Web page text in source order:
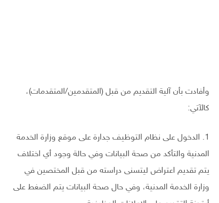
وأفادت بأن آلية التقديم من قبل (المتقدمين/المتقدمات)،
كالآتي:
1. الدخول على نظام التوظيف جدارة على موقع وزارة الخدمة
المدنية والتأكد من صحة البيانات وفي حالة وجود أي اختلاف
يتم تقديم اعتراض ليتسنى دراسته من قبل المختصين في
وزارة الخدمة المدنية، وفي حال صحة البيانات يتم الضغط على